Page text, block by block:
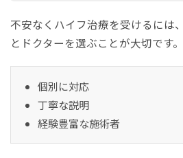
不安なくハイフ治療を受けるには
とドクターを選ぶことが大切です。
個別に対応
丁寧な説明
経験豊富な施術者